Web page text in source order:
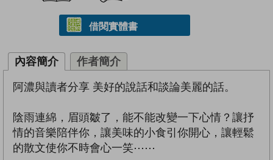
借閱實體書
內容簡介 作者簡介
阿濃與讀者分享 美好的說話和談論美麗的話。
陰雨連綿，眉頭皺了，能不能改變一下心情？讓抒
情的音樂陪伴你，讓美味的小食引你開心，讓輕鬆
的散文使你不時會心一笑⋯⋯